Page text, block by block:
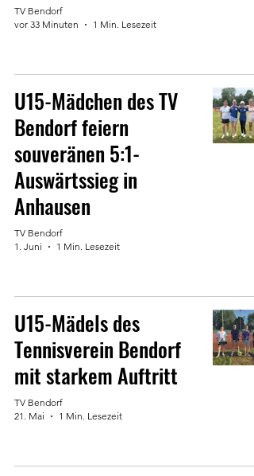
TV Bendorf
vor 33 Minuten
1 Min. Lesezeit
U15-Mädchen des TV
Bendorf feiern
souveränen 5:1-
Auswärtssieg in
Anhausen
TV Bendorf
1. Juni
1 Min. Lesezeit
U15-Mädels des
Tennisverein Bendorf
mit starkem Auftritt
TV Bendorf
21. Mai
1 Min. Lesezeit